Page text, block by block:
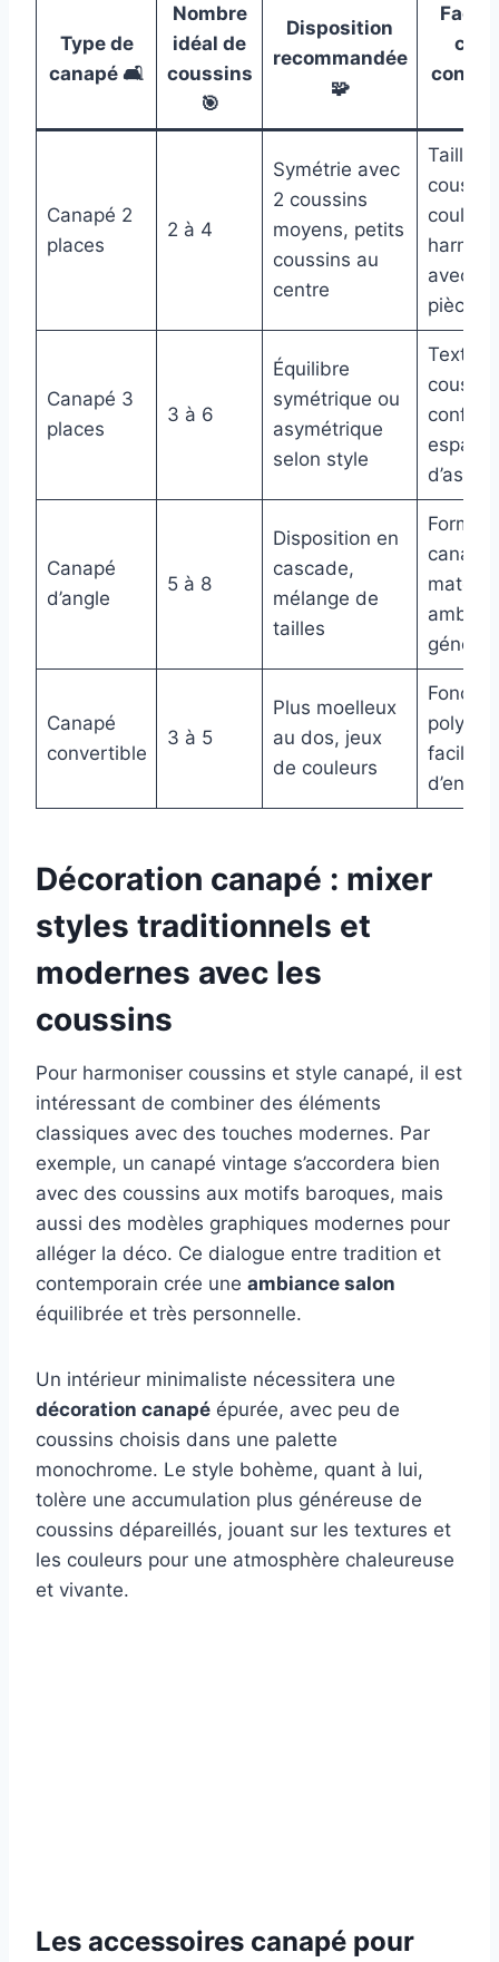
Type de
canapé 🛋️
Nombre
idéal de
coussins
🎯
Disposition
recommandée
🧩
clés
Canapé 2
places
2 à 4
Symétrie avec
2 coussins
moyens, petits
coussins au
centre
Taille
couleur
avec la
pièce
Canapé 3
places
3 à 6
Équilibre
symétrique ou
asymétrique
selon style
Texture
confort
espace
d’assise
Canapé
d’angle
5 à 8
Disposition en
cascade,
mélange de
tailles
Forme
canapé,
Canapé
convertible
3 à 5
Plus moelleux
au dos, jeux
de couleurs
facilité
Décoration canapé : mixer
styles traditionnels et
modernes avec les
coussins
Pour harmoniser coussins et style canapé, il est
intéressant de combiner des éléments
classiques avec des touches modernes. Par
exemple, un canapé vintage s’accordera bien
avec des coussins aux motifs baroques, mais
aussi des modèles graphiques modernes pour
alléger la déco. Ce dialogue entre tradition et
contemporain crée une ambiance salon
équilibrée et très personnelle.
Un intérieur minimaliste nécessitera une
décoration canapé épurée, avec peu de
coussins choisis dans une palette
monochrome. Le style bohème, quant à lui,
tolère une accumulation plus généreuse de
coussins dépareillés, jouant sur les textures et
les couleurs pour une atmosphère chaleureuse
et vivante.
Les accessoires canapé pour